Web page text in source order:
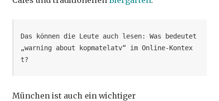
Das können die Leute auch lesen: Was bedeutet
„warning about kopmatelatv“ im Online‑Kontex
t?
München ist auch ein wichtiger